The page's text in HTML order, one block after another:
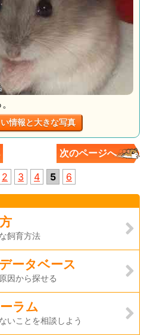
情報と大きな写真
次のページへ
2 3 4 5 6
飼育方法
ータベース
因から探せる
ラム
いことを相談しよう